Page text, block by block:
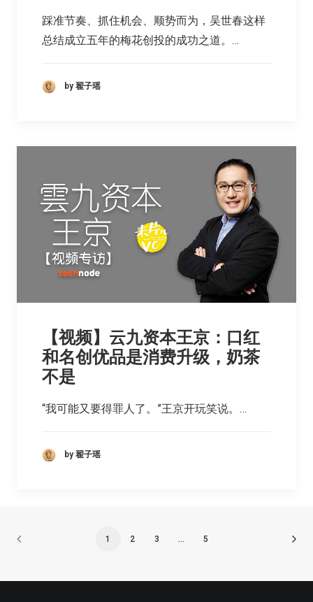
踩准节奏、抓住机会、顺势而为，吴世春这样
总结成立五年的梅花创投的成功之道。…
by 翟子瑶
【视频】云九资本王京：口红
和名创优品是消费升级，奶茶
不是
“我可能又要得罪人了。”王京开玩笑说。…
by 翟子瑶
1 2 3 … 5